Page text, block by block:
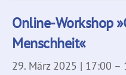
Online-Workshop
Menschheit«
29. März 2025 | 17:00 –